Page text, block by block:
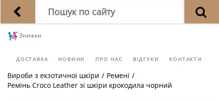
Знижки
ДОСТАВКА НОВИНИ ПРО НАС ВІДГУКИ КОНТАКТИ
Вироби з екзотичної шкіри / Ремені /
Ремінь Croco Leather зі шкіри крокодила чорний